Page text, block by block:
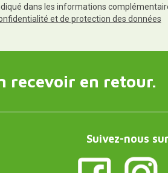
dans les informations
et de protection des données
recevoir en retour.
Suivez-nous sur